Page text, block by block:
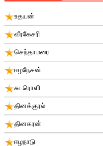
உதயன்
வீரகேசரி
செந்தாமரை
ஈழநேசன்
சுடரொளி
தினக்குரல்
தினகரன்
ஈழநாடு